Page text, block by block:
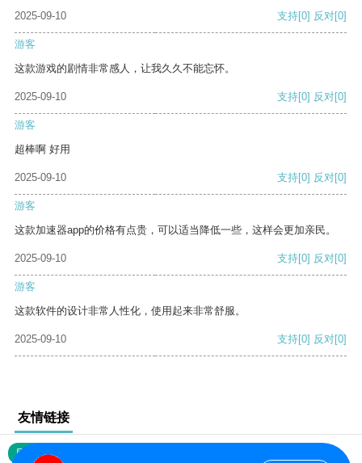
2025-09-10
支持[0] 反对[0]
游客
这款游戏的剧情非常感人，让我久久不能忘怀。
2025-09-10 支持[0] 反对[0]
游客
超棒啊 好用
2025-09-10 支持[0] 反对[0]
游客
这款加速器app的价格有点贵，可以适当降低一些，这样会更加亲民。
2025-09-10 支持[0] 反对[0]
游客
这款软件的设计非常人性化，使用起来非常舒服。
2025-09-10 支持[0] 反对[0]
友情链接
网站地图